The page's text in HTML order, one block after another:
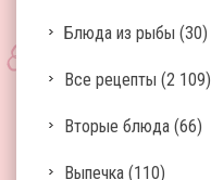
Блюда из рыбы (30)
Все рецепты (2 109)
Вторые блюда (66)
Выпечка (110)